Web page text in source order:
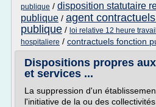
publique / disposition statutaire
publique / agent
publique / loi relative 12 heure
hospitaliere / contractuels fonction
Dispositions propres
et services ...
La suppression d'un
l'initiative de la ou des